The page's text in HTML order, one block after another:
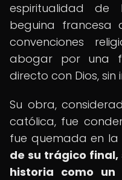
espiritualidad de
beguina francesa
convenciones
abogar por una
directo con Dios, sin
Su obra,
católica, fue
fue quemada en la
de su trágico
historia como